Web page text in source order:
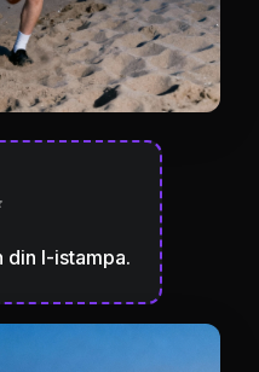
din l-istampa.